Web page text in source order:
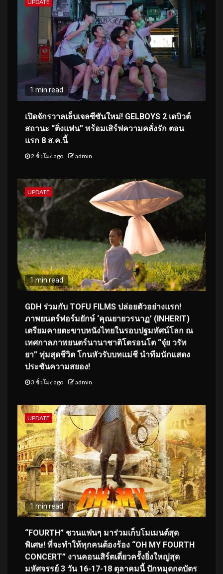
UPDATE
1 min read
เปิดจักรวาลเล็บเจลซีซันใหม่! GELBOYS 2 เดบิวต์
สถานะ “ติ่งแฟน” พร้อมเสิร์ฟความคลั่งรัก ตอน
แรก 8 ส.ค.นี้
2 ชั่วโมง ago admin
UPDATE
1 min read
GDH ร่วมกับ TOFU FILMS ปล่อยตัวอย่างแรก!
ภาพยนตร์ฟอร์มยักษ์ ‘คุณยายวรนาฏ’ (INHERIT)
เตรียมคายตะขาบหนังไทยในรอบปฐมทัศน์โลก ณ
เทศกาลภาพยนตร์นานาชาติโตรอนโต “จุ๋ย วรัท
ยา” ทุ่มสุดชีวิต โกนหัวรับบทแม่ชี นำทีมนักแสดง
ประชันความสยอง!
3 ชั่วโมง ago admin
UPDATE
1 min read
“FOURTH” ชวนแฟนๆ มาร่วมเก็บโมเมนต์สุด
พิเศษ! ที่จะทำให้ทุกคนต้องร้อง “OH MY FOURTH
CONCERT” งานคอนเสิร์ตเดี่ยวครั้งยิ่งใหญ่สุด
มหัศจรรย์ 3 วัน 16-17-18 ตุลาคมนี้ ปักหมุดกดบัตร